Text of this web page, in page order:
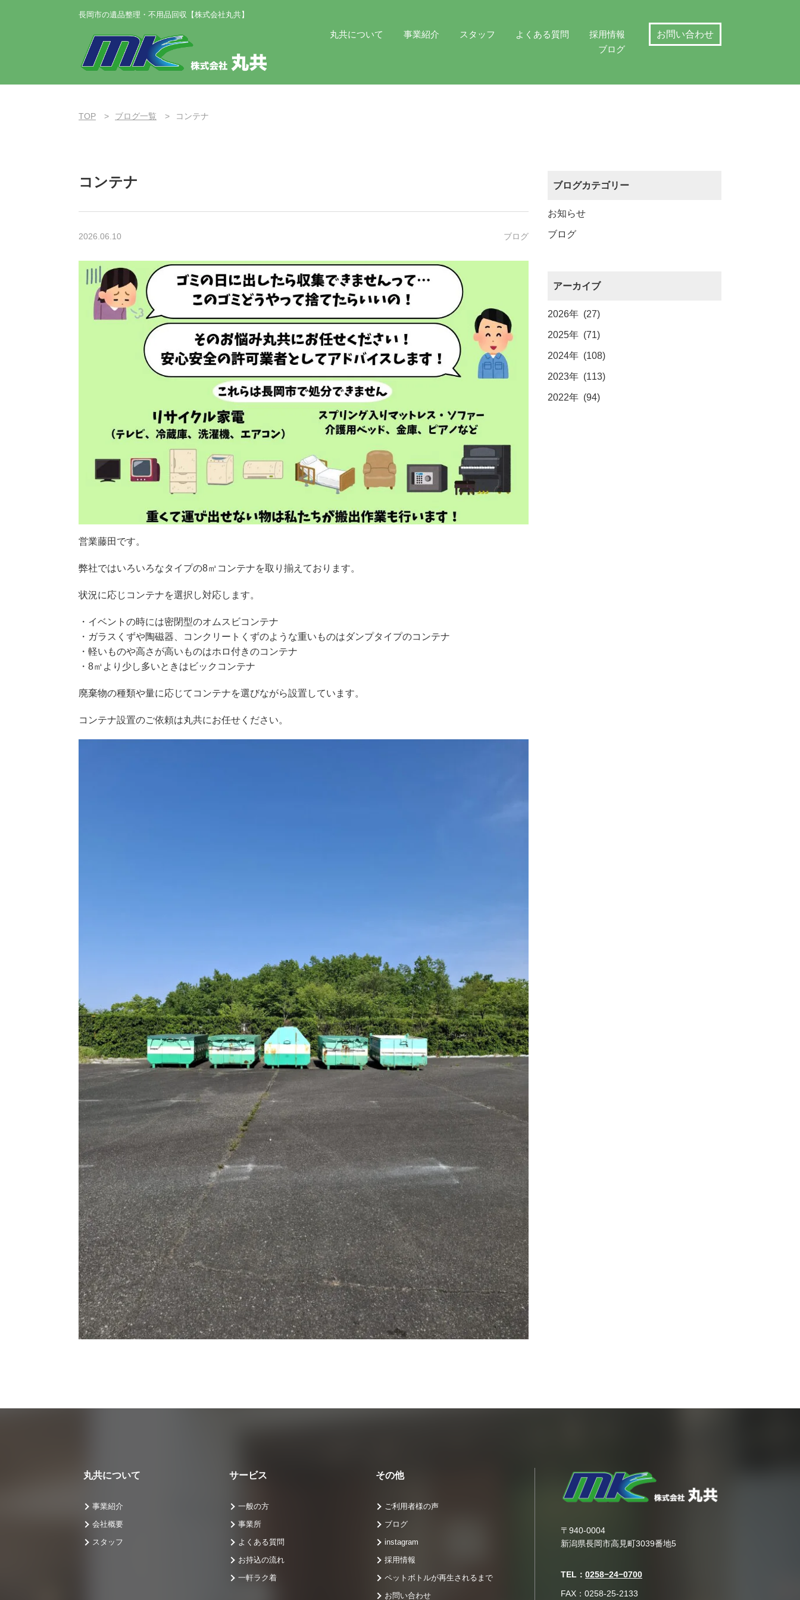
長岡市の遺品整理・不用品回収【株式会社丸共】
丸共について 事業紹介 スタッフ よくある質問
採用情報
ブログ
お問い合わせ
TOP ブログ一覧 コンテナ
コンテナ
2026.06.10 ブログ
営業藤田です。
弊社ではいろいろなタイプの8㎥コンテナを取り揃えております。
状況に応じコンテナを選択し対応します。
・イベントの時には密閉型のオムスビコンテナ
・ガラスくずや陶磁器、コンクリートくずのような重いものはダンプタイプのコンテナ
・軽いものや高さが高いものはホロ付きのコンテナ
・8㎥より少し多いときはビックコンテナ
廃棄物の種類や量に応じてコンテナを選びながら設置しています。
コンテナ設置のご依頼は丸共にお任せください。
ブログカテゴリー
お知らせ
ブログ
アーカイブ
2026年 (27)
2025年 (71)
2024年 (108)
2023年 (113)
2022年 (94)
丸共について
事業紹介
会社概要
スタッフ
サービス
一般の方
事業所
よくある質問
お持込の流れ
一軒ラク着
その他
ご利用者様の声
ブログ
instagram
採用情報
ペットボトルが再生されるまで
お問い合わせ
〒940-0004
新潟県長岡市高見町3039番地5
TEL： 0258−24−0700
FAX：0258-25-2133